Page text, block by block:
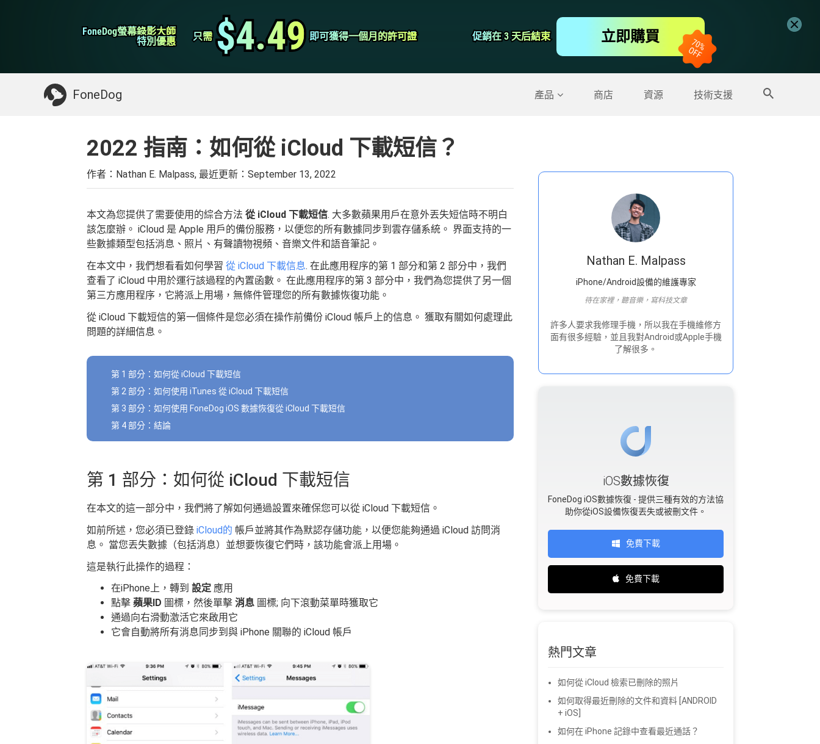
FoneDog螢幕錄影大師
FoneDog螢幕錄影大師
特別優惠
特別優惠 只需
只需 $4.49
$4.49 即可獲得一個月的許可證
即可獲得一個月的許可證 促銷在 3 天后結束
促銷在 3 天后結束 立即購買
FoneDog 產品 商店 資源 技術支援
iPhone 清理 屏幕錄像大師
你可能需要的東西： 更多產品
2022 指南：如何從 iCloud 下載短信？
作者：Nathan E. Malpass, 最近更新： September 13, 2022
本文為您提供了需要使用的綜合方法 從 iCloud 下載短信. 大多數蘋果用戶在意外丟失短信時不明白
該怎麼辦。 iCloud 是 Apple 用戶的備份服務，以便您的所有數據同步到雲存儲系統。 界面支持的一
些數據類型包括消息、照片、有聲讀物視頻、音樂文件和語音筆記。
在本文中，我們想看看如何學習 從 iCloud 下載信息. 在此應用程序的第 1 部分和第 2 部分中，我們
查看了 iCloud 中用於運行該過程的內置函數。 在此應用程序的第 3 部分中，我們為您提供了另一個
第三方應用程序，它將派上用場，無條件管理您的所有數據恢復功能。
從 iCloud 下載短信的第一個條件是您必須在操作前備份 iCloud 帳戶上的信息。 獲取有關如何處理此
問題的詳細信息。
第 1 部分：如何從 iCloud 下載短信
第 2 部分：如何使用 iTunes 從 iCloud 下載短信
第 3 部分：如何使用 FoneDog iOS 數據恢復從 iCloud 下載短信
第 4 部分：結論
第 1 部分：如何從 iCloud 下載短信
在本文的這一部分中，我們將了解如何通過設置來確保您可以從 iCloud 下載短信。
如前所述，您必須已登錄 iCloud的 帳戶並將其作為默認存儲功能，以便您能夠通過 iCloud 訪問消
息。 當您丟失數據（包括消息）並想要恢復它們時，該功能會派上用場。
這是執行此操作的過程：
在iPhone上，轉到 設定 應用
點擊 蘋果ID 圖標，然後單擊 消息 圖標; 向下滾動菜單時獲取它
通過向右滑動激活它來啟用它
它會自動將所有消息同步到與 iPhone 關聯的 iCloud 帳戶
Nathan E. Malpass
iPhone/Android設備的維護專家
待在家裡，聽音樂，寫科技文章
許多人要求我修理手機，所以我在手機維修方
面有很多經驗，並且我對Android或Apple手機
了解很多。
iOS數據恢復
FoneDog iOS數據恢復 - 提供三種有效的方法協
助你從iOS設備恢復丟失或被刪文件。
免費下載
免費下載
熱門文章
如何從 iCloud 檢索已刪除的照片
如何取得最近刪除的文件和資料 [ANDROID
+ iOS]
如何在 iPhone 記錄中查看最近通話？